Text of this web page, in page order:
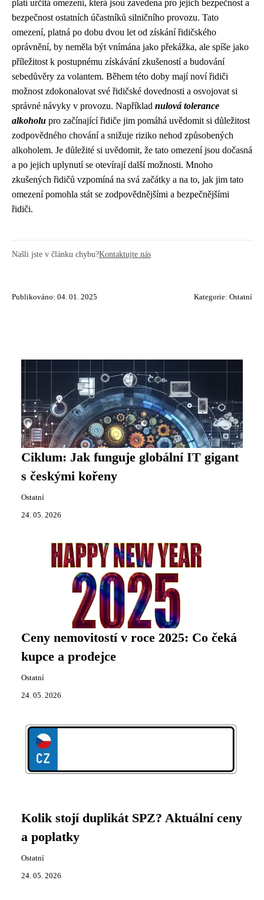
platí určitá omezení, která jsou zavedena pro jejich bezpečnost a
bezpečnost ostatních účastníků silničního provozu. Tato
omezení, platná po dobu dvou let od získání řidičského
oprávnění, by neměla být vnímána jako překážka, ale spíše jako
příležitost k postupnému získávání zkušeností a budování
sebedůvěry za volantem. Během této doby mají noví řidiči
možnost zdokonalovat své řidičské dovednosti a osvojovat si
správné návyky v provozu. Například nulová tolerance
alkoholu pro začínající řidiče jim pomáhá uvědomit si důležitost
zodpovědného chování a snižuje riziko nehod způsobených
alkoholem. Je důležité si uvědomit, že tato omezení jsou dočasná
a po jejich uplynutí se otevírají další možnosti. Mnoho
zkušených řidičů vzpomíná na svá začátky a na to, jak jim tato
omezení pomohla stát se zodpovědnějšími a bezpečnějšími
řidiči.
Našli jste v článku chybu?Kontaktujte nás
Publikováno: 04. 01. 2025 Kategorie: Ostatní
Ciklum: Jak funguje globální IT gigant
s českými kořeny
Ostatní
24. 05. 2026
Ceny nemovitostí v roce 2025: Co čeká
kupce a prodejce
Ostatní
24. 05. 2026
Kolik stojí duplikát SPZ? Aktuální ceny
a poplatky
Ostatní
24. 05. 2026